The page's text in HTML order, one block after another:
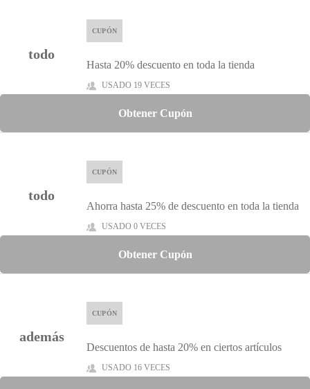
todo
CUPÓN
Hasta 20% descuento en toda la tienda
USADO 19 VECES
Obtener Cupón
todo
CUPÓN
Ahorra hasta 25% de descuento en toda la tienda
USADO 0 VECES
Obtener Cupón
además
CUPÓN
Descuentos de hasta 20% en ciertos artículos
USADO 16 VECES